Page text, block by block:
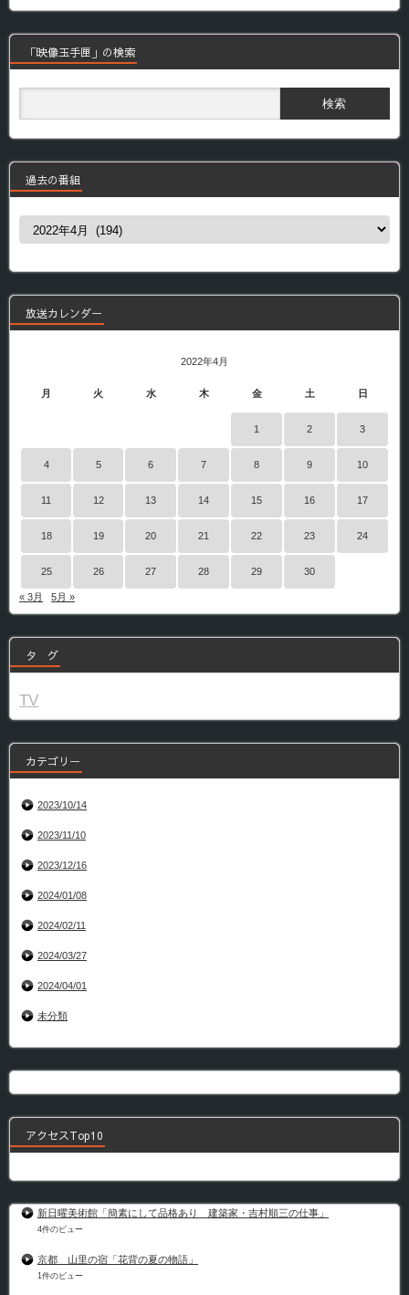
「映像玉手匣」の検索
過去の番組
過
組
放送カレンダー
2022年4月
月 火 水 木 金 土 日
1 2 3
4 5 6 7 8 9 10
11 12 13 14 15 16 17
18 19 20 21 22 23 24
25 26 27 28 29 30
« 3月 5月 »
タ グ
TV
カテゴリー
2023/10/14
2023/11/10
2023/12/16
2024/01/08
2024/02/11
2024/03/27
2024/04/01
未分類
アクセスTop10
新日曜美術館「簡素にして品格あり 建築家・吉村順三の仕事」
4件のビュー
京都 山里の宿「花背の夏の物語」
1件のビュー